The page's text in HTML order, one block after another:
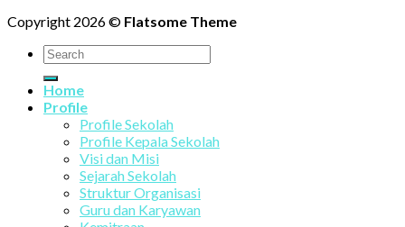
Copyright 2026 © Flatsome Theme
Home
Profile
Profile Sekolah
Profile Kepala Sekolah
Visi dan Misi
Sejarah Sekolah
Struktur Organisasi
Guru dan Karyawan